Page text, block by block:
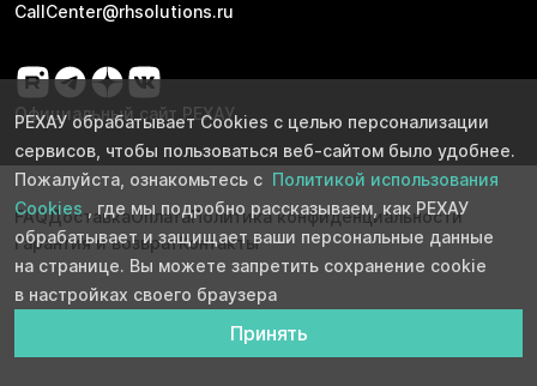
CallCenter@rhsolutions.ru
Официальный сайт РЕХАУ
FAQДоставкаОплатаПолитика конфиденциальности
Гарантия и возвратКонтакты
РЕХАУ обрабатывает Cookies с целью персонализации
сервисов, чтобы пользоваться веб-сайтом было удобнее.
Пожалуйста, ознакомьтесь с Политикой использования
Cookies
, где мы подробно рассказываем, как РЕХАУ
обрабатывает и защищает ваши персональные данные
на странице. Вы можете запретить сохранение cookie
в настройках своего браузера
Принять